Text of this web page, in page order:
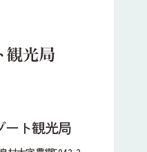
ート観光局